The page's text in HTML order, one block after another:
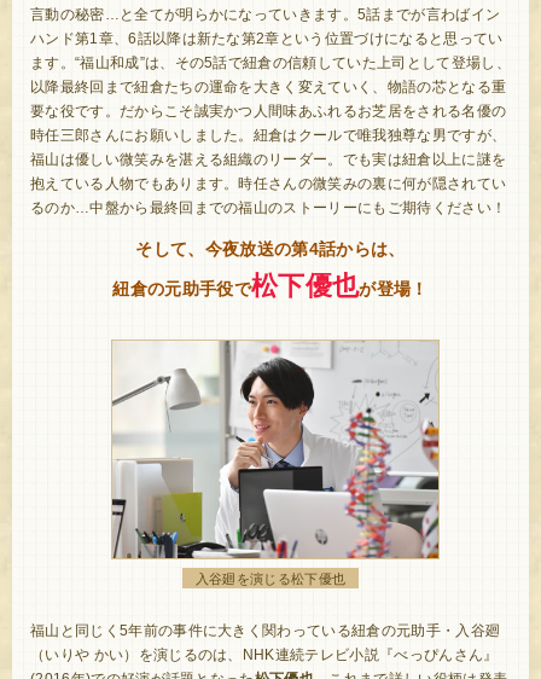
言動の秘密…と全てが明らかになっていきます。5話までが言わばイン
ハンド第1章、6話以降は新たな第2章という位置づけになると思ってい
ます。“福山和成”は、その5話で紐倉の信頼していた上司として登場し、
以降最終回まで紐倉たちの運命を大きく変えていく、物語の芯となる重
要な役です。だからこそ誠実かつ人間味あふれるお芝居をされる名優の
時任三郎さんにお願いしました。紐倉はクールで唯我独尊な男ですが、
福山は優しい微笑みを湛える組織のリーダー。でも実は紐倉以上に謎を
抱えている人物でもあります。時任さんの微笑みの裏に何が隠されてい
るのか…中盤から最終回までの福山のストーリーにもご期待ください！
そして、今夜放送の第4話からは、
紐倉の元助手役で松下優也が登場！
入谷廻を演じる松下優也
福山と同じく5年前の事件に大きく関わっている紐倉の元助手・入谷廻
（いりや かい）を演じるのは、NHK連続テレビ小説『べっぴんさん』